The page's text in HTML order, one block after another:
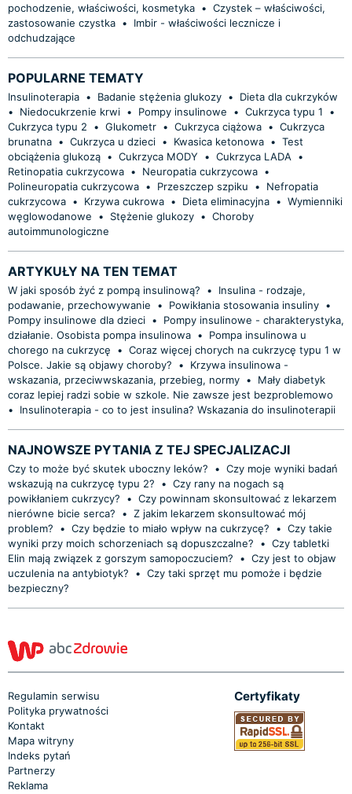
pochodzenie, właściwości, kosmetyka • Czystek – właściwości,
zastosowanie czystka •
Imbir - właściwości lecznicze i
odchudzające
POPULARNE TEMATY
Insulinoterapia • Badanie stężenia glukozy •
Dieta dla cukrzyków
•
Niedocukrzenie krwi • Pompy insulinowe • Cukrzyca typu 1
•
Cukrzyca typu 2
• Glukometr • Cukrzyca ciążowa • Cukrzyca
brunatna • Cukrzyca u dzieci • Kwasica ketonowa • Test
obciążenia glukozą • Cukrzyca MODY • Cukrzyca LADA
•
Retinopatia cukrzycowa • Neuropatia cukrzycowa •
Polineuropatia cukrzycowa • Przeszczep szpiku •
Nefropatia
cukrzycowa • Krzywa cukrowa • Dieta eliminacyjna • Wymienniki
węglowodanowe
• Stężenie glukozy • Choroby
autoimmunologiczne
ARTYKUŁY NA TEN TEMAT
W jaki sposób żyć z pompą insulinową? •
Insulina - rodzaje,
podawanie, przechowywanie
• Powikłania stosowania insuliny •
Pompy insulinowe dla dzieci •
Pompy insulinowe - charakterystyka,
działanie. Osobista pompa insulinowa •
Pompa insulinowa u
chorego na cukrzycę
• Coraz więcej chorych na cukrzycę typu 1 w
Polsce. Jakie są objawy choroby?
•
Krzywa insulinowa -
wskazania, przeciwwskazania, przebieg, normy •
Mały diabetyk
coraz lepiej radzi sobie w szkole. Nie zawsze jest bezproblemowo
•
Insulinoterapia - co to jest insulina? Wskazania do insulinoterapii
NAJNOWSZE PYTANIA Z TEJ SPECJALIZACJI
Czy to może być skutek uboczny leków? • Czy moje wyniki badań
wskazują na cukrzycę typu 2?
• Czy rany na nogach są
powikłaniem cukrzycy?
• Czy powinnam skonsultować z lekarzem
nierówne bicie serca?
• Z jakim lekarzem skonsultować mój
problem?
• Czy będzie to miało wpływ na cukrzycę? • Czy takie
wyniki przy moich schorzeniach są dopuszczalne?
• Czy tabletki
Elin mają związek z gorszym samopoczuciem?
• Czy jest to objaw
uczulenia na antybiotyk?
• Czy taki sprzęt mu pomoże i będzie
bezpieczny?
Regulamin serwisu
Polityka prywatności
Kontakt
Mapa witryny
Indeks pytań
Partnerzy
Reklama
Certyfikaty